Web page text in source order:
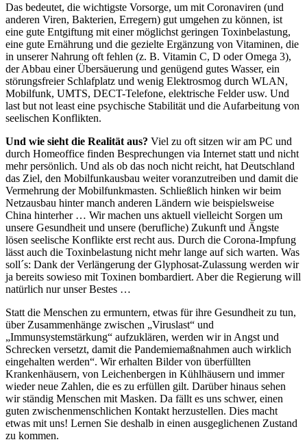
Das bedeutet, die wichtigste Vorsorge, um mit Coronaviren (und
anderen Viren, Bakterien, Erregern) gut umgehen zu können, ist
eine gute Entgiftung mit einer möglichst geringen Toxinbelastung,
eine gute Ernährung und die gezielte Ergänzung von Vitaminen, die
in unserer Nahrung oft fehlen (z. B. Vitamin C, D oder Omega 3),
der Abbau einer Übersäuerung und genügend gutes Wasser, ein
störungsfreier Schlafplatz und wenig Elektrosmog durch WLAN,
Mobilfunk, UMTS, DECT-Telefone, elektrische Felder usw. Und
last but not least eine psychische Stabilität und die Aufarbeitung von
seelischen Konflikten.
Und wie sieht die Realität aus? Viel zu oft sitzen wir am PC und
durch Homeoffice finden Besprechungen via Internet statt und nicht
mehr persönlich. Und als ob das noch nicht reicht, hat Deutschland
das Ziel, den Mobilfunkausbau weiter voranzutreiben und damit die
Vermehrung der Mobilfunkmasten. Schließlich hinken wir beim
Netzausbau hinter manch anderen Ländern wie beispielsweise
China hinterher … Wir machen uns aktuell vielleicht Sorgen um
unsere Gesundheit und unsere (berufliche) Zukunft und Ängste
lösen seelische Konflikte erst recht aus. Durch die Corona-Impfung
lässt auch die Toxinbelastung nicht mehr lange auf sich warten. Was
soll´s: Dank der Verlängerung der Glyphosat-Zulassung werden wir
ja bereits sowieso mit Toxinen bombardiert. Aber die Regierung will
natürlich nur unser Bestes …
Statt die Menschen zu ermuntern, etwas für ihre Gesundheit zu tun,
über Zusammenhänge zwischen „Viruslast“ und
„Immunsystemstärkung“ aufzuklären, werden wir in Angst und
Schrecken versetzt, damit die Pandemiemaßnahmen auch wirklich
eingehalten werden“. Wir erhalten Bilder von überfüllten
Krankenhäusern, von Leichenbergen in Kühlhäusern und immer
wieder neue Zahlen, die es zu erfüllen gilt. Darüber hinaus sehen
wir ständig Menschen mit Masken. Da fällt es uns schwer, einen
guten zwischenmenschlichen Kontakt herzustellen. Dies macht
etwas mit uns! Lernen Sie deshalb in einen ausgeglichenen Zustand
zu kommen.